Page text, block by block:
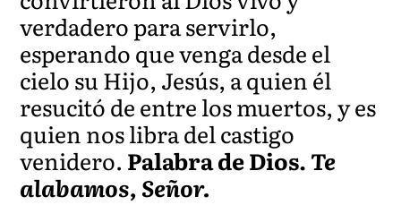
verdadero para servirlo,
esperando que venga desde el
cielo su Hijo, Jesús, a quien él
resucitó de entre los muertos, y es
quien nos libra del castigo
venidero. Palabra de Dios.Te
alabamos, Señor.